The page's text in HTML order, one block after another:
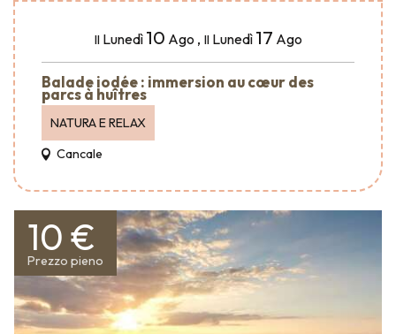
Il Lunedì 10 Ago , Il Lunedì 17 Ago
Balade iodée : immersion au cœur des
parcs à huîtres
NATURA E RELAX
Cancale
10 €
Prezzo pieno